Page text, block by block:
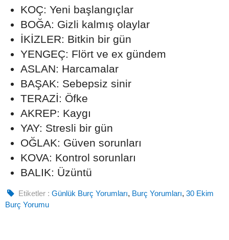
KOÇ: Yeni başlangıçlar
BOĞA: Gizli kalmış olaylar
İKİZLER: Bitkin bir gün
YENGEÇ: Flört ve ex gündem
ASLAN: Harcamalar
BAŞAK: Sebepsiz sinir
TERAZİ: Öfke
AKREP: Kaygı
YAY: Stresli bir gün
OĞLAK: Güven sorunları
KOVA: Kontrol sorunları
BALIK: Üzüntü
Etiketler : Günlük Burç Yorumları, Burç Yorumları,30 Ekim
Burç Yorumu